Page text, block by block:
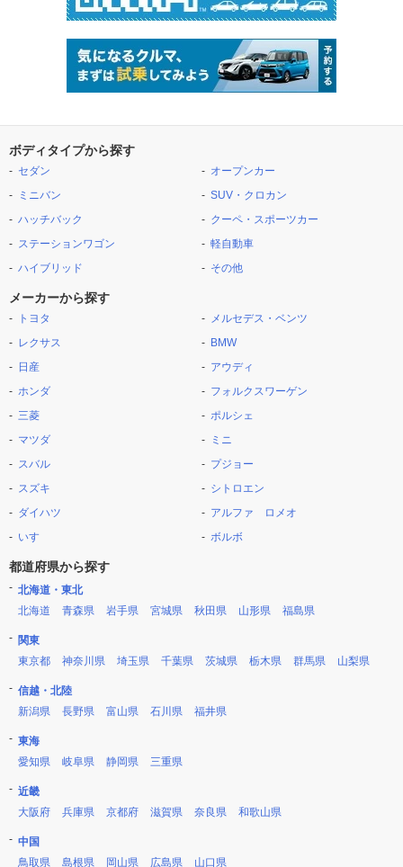
ボディタイプから探す
セダン
ミニバン
ハッチバック
ステーションワゴン
ハイブリッド
オープンカー
SUV・クロカン
クーペ・スポーツカー
軽自動車
その他
メーカーから探す
トヨタ
レクサス
日産
ホンダ
三菱
マツダ
スバル
スズキ
ダイハツ
いすゞ
メルセデス・ベンツ
BMW
アウディ
フォルクスワーゲン
ポルシェ
ミニ
プジョー
シトロエン
アルファ ロメオ
ボルボ
都道府県から探す
北海道・東北
北海道
青森県 岩手県 宮城県 秋田県 山形県 福島県
関東
東京都
神奈川県 埼玉県 千葉県 茨城県 栃木県 群馬県 山梨県
信越・北陸
新潟県
長野県 富山県 石川県 福井県
東海
愛知県
岐阜県 静岡県 三重県
近畿
大阪府
兵庫県 京都府 滋賀県 奈良県 和歌山県
中国
鳥取県
島根県 岡山県 広島県 山口県